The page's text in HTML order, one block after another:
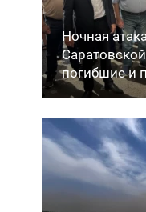
Ночная
погибшие и